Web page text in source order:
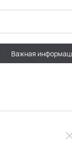
Важная